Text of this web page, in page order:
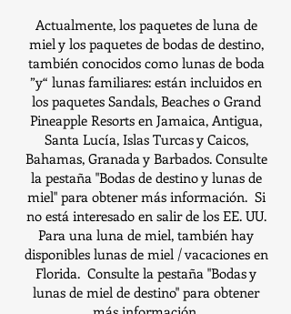
Actualmente, los paquetes de luna de
miel y los paquetes de bodas de destino,
también conocidos como lunas de boda
”y“ lunas familiares: están incluidos en
los paquetes Sandals, Beaches o Grand
Pineapple Resorts en Jamaica, Antigua,
Santa Lucía, Islas Turcas y Caicos,
Bahamas, Granada y Barbados. Consulte
la pestaña "Bodas de destino y lunas de
miel" para obtener más información. Si
no está interesado en salir de los EE. UU.
Para una luna de miel, también hay
disponibles lunas de miel / vacaciones en
Florida. Consulte la pestaña "Bodas y
lunas de miel de destino" para obtener